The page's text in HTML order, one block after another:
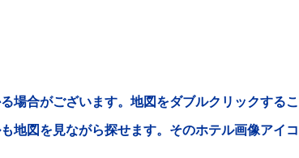
場合がございます。地図をダブルクリックする
地図を見ながら探せます。そのホテル画像アイ